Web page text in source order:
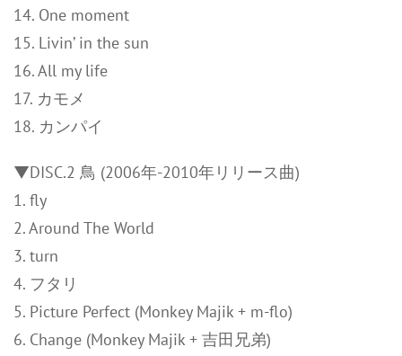
14. One moment
15. Livin’ in the sun
16. All my life
17. カモメ
18. カンパイ
▼DISC.2 鳥 (2006年-2010年リリース曲)
1. fly
2. Around The World
3. turn
4. フタリ
5. Picture Perfect (Monkey Majik + m-flo)
6. Change (Monkey Majik + 吉田兄弟)